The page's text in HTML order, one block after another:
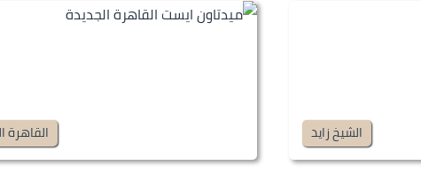
الشيخ زايد القاهرة